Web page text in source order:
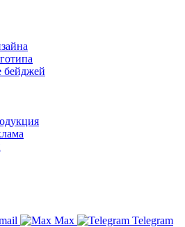
бейджей
Max
Telegram